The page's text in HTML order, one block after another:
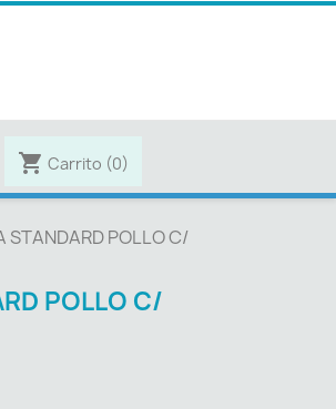
shopping_cart Carrito (0)
STANDARD POLLO C/
POLLO C/